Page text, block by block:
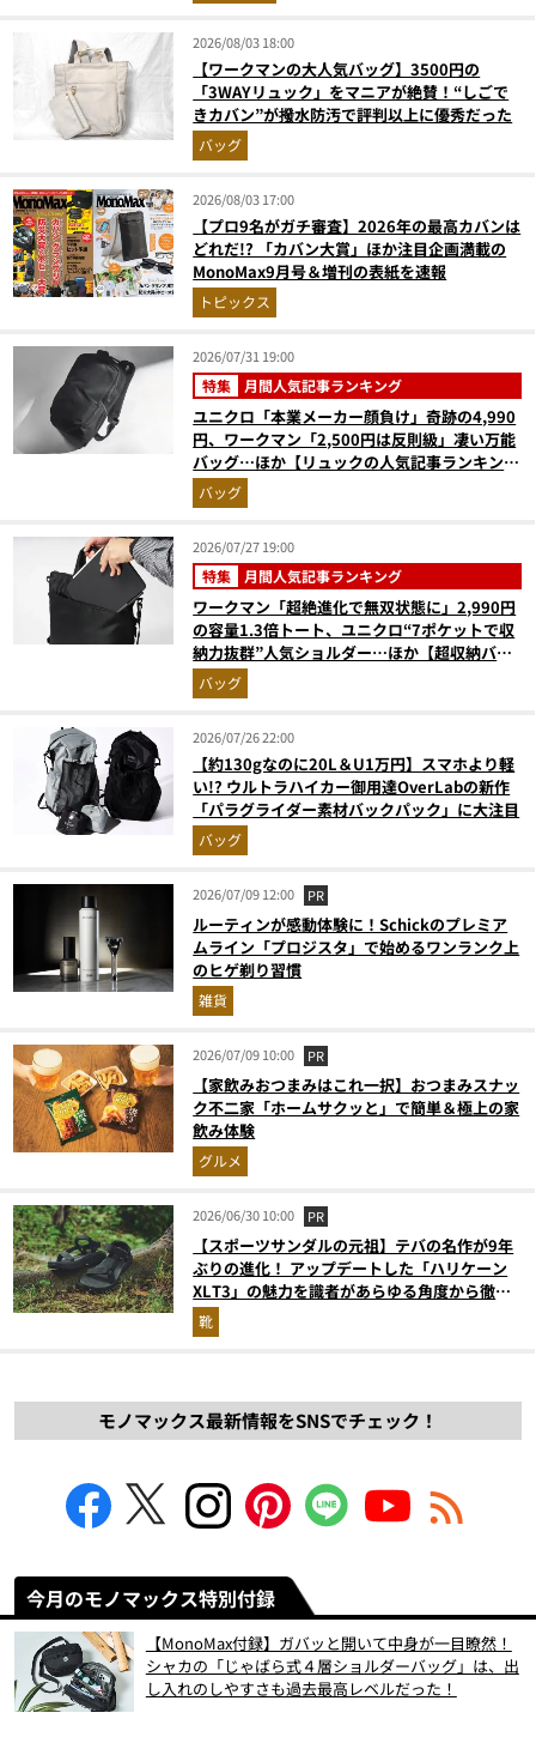
2026/08/03 18:00
【ワークマンの大人気バッグ】3500円の
「3WAYリュック」をマニアが絶賛！“しごで
きカバン”が撥水防汚で評判以上に優秀だった
バッグ
2026/08/03 17:00
【プロ9名がガチ審査】2026年の最高カバンは
どれだ!? 「カバン大賞」ほか注目企画満載の
MonoMax9月号＆増刊の表紙を速報
トピックス
2026/07/31 19:00
特集 月間人気記事ランキング
ユニクロ「本業メーカー顔負け」奇跡の4,990
円、ワークマン「2,500円は反則級」凄い万能
バッグ…ほか【リュックの人気記事ランキング
ベスト3】（2026年6月版）
バッグ
2026/07/27 19:00
特集 月間人気記事ランキング
ワークマン「超絶進化で無双状態に」2,990円
の容量1.3倍トート、ユニクロ“7ポケットで収
納力抜群”人気ショルダー…ほか【超収納バッ
グの人気記事ランキングベスト3】（2026年6
月版）
バッグ
2026/07/26 22:00
【約130gなのに20L＆U1万円】スマホより軽
い!? ウルトラハイカー御用達OverLabの新作
「パラグライダー素材バックパック」に大注目
バッグ
2026/07/09 12:00 PR
ルーティンが感動体験に！Schickのプレミア
ムライン「プロジスタ」で始めるワンランク上
のヒゲ剃り習慣
雑貨
2026/07/09 10:00 PR
【家飲みおつまみはこれ一択】おつまみスナッ
ク不二家「ホームサクッと」で簡単＆極上の家
飲み体験
グルメ
2026/06/30 10:00 PR
【スポーツサンダルの元祖】テバの名作が9年
ぶりの進化！ アップデートした「ハリケーン
XLT3」の魅力を識者があらゆる角度から徹底
解説！
靴
モノマックス最新情報をSNSでチェック！
今月のモノマックス特別付録
【MonoMax付録】ガバッと開いて中身が一目瞭然！
シャカの「じゃばら式４層ショルダーバッグ」は、出
し入れのしやすさも過去最高レベルだった！